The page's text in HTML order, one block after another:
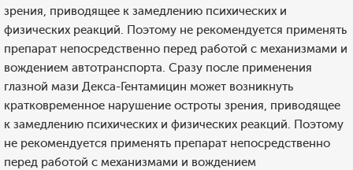
зрения, приводящее к замедлению психических и
физических реакций. Поэтому не рекомендуется применять
препарат непосредственно перед работой с механизмами и
вождением автотранспорта. Сразу после применения
глазной мази Декса-Гентамицин может возникнуть
кратковременное нарушение остроты зрения, приводящее
к замедлению психических и физических реакций. Поэтому
не рекомендуется применять препарат непосредственно
перед работой с механизмами и вождением